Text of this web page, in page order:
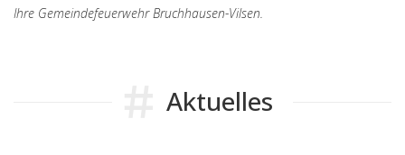
Ihre Gemeindefeuerwehr Bruchhausen-Vilsen.
Aktuelles